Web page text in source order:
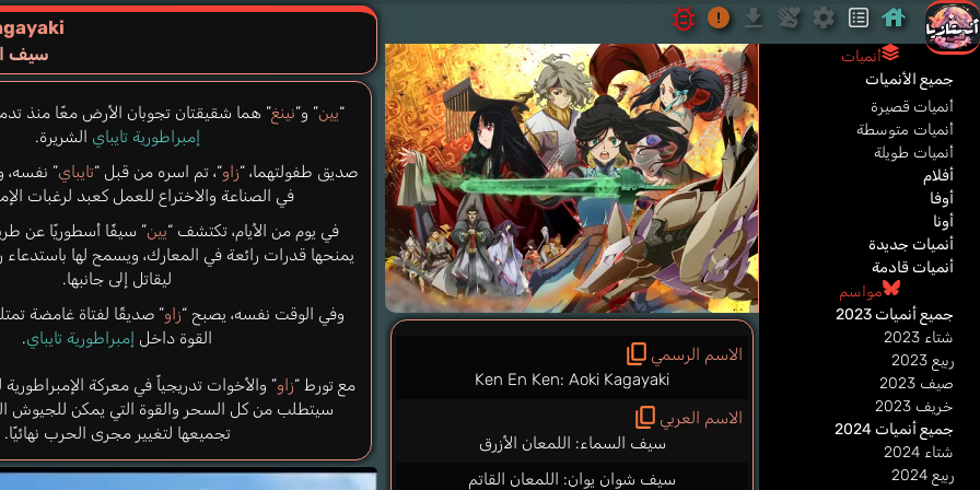
الاسم الرسمي
Ken En Ken: Aoki Kagayaki
الاسم العربي
سيف السماء: اللمعان الأزرق
سيف شوان يوان: اللمعان القاتم
سيف
“يين” و”نينغ” هما شقيقتان تجوبان الأرض معًا منذ
إمبراطورية تايباي الشريرة.
صديق طفولتهما، “زاو“، تم اسره من قبل “تايباي” نفسه،
في الصناعة والاختراع للعمل كعبد لرغبات
في يوم من الأيام، تكتشف “يين” سيفًا أسطوريًا عن
يمنحها قدرات رائعة في المعارك، ويسمح لها باستدعاء
ليقاتل إلى جانبها.
وفي الوقت نفسه، يصبح “زاو” صديقًا لفتاة غامضة
القوة داخل إمبراطورية تايباي.
مع تورط “زاو” والأخوات تدريجياً في معركة
سيتطلب من كل السحر والقوة التي يمكن للجيوش
تجميعها لتغيير مجرى الحرب نهائيًا.
أنميات
جميع الأنميات
أنميات قصيرة
أنميات متوسطة
أنميات طويلة
أفلام
أوفا
أونا
أنميات جديدة
أنميات قادمة
مواسم
جميع أنميات 2023
شتاء 2023
ربيع 2023
صيف 2023
خريف 2023
جميع أنميات 2024
شتاء 2024
ربيع 2024